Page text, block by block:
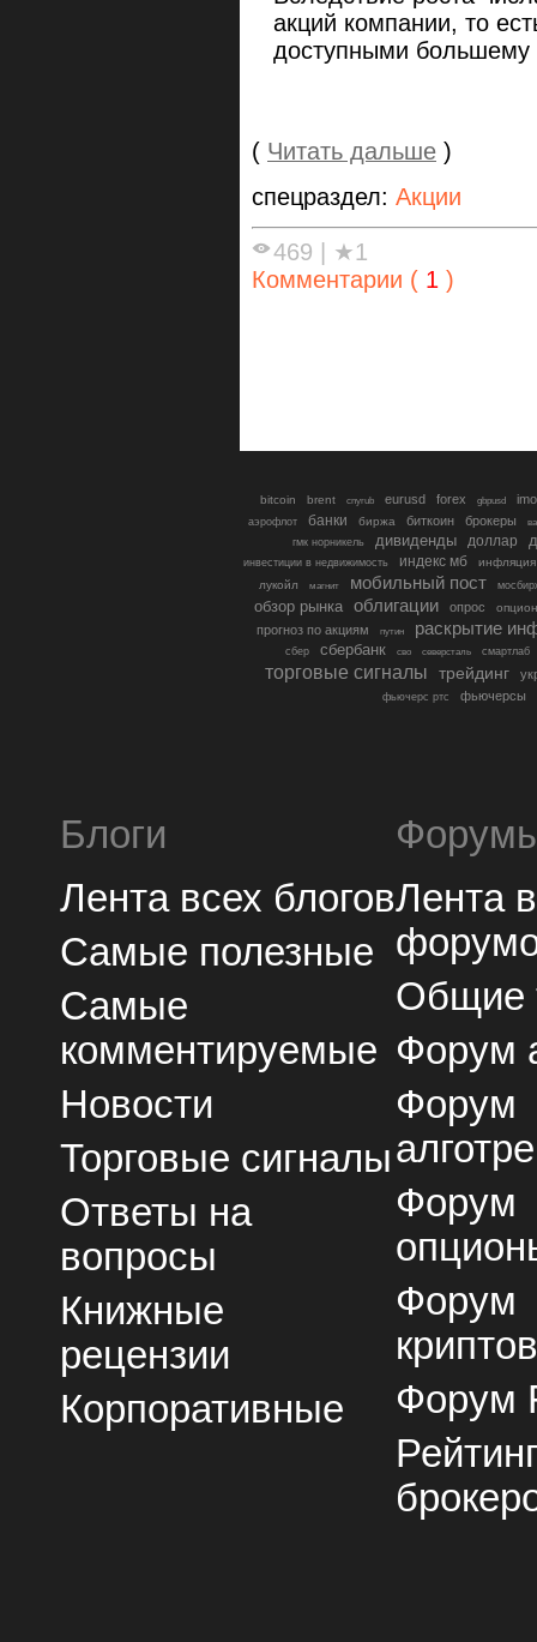
акций компании, то
доступными большему
( Читать дальше )
спецраздел: Акции
469 | ★1
Комментарии ( 1 )
bitcoin brent cnyrub eurusd forex gbpusd
аэрофлот банки биржа биткоин брокеры
гмк норникель
дивиденды доллар
инвестиции в недвижимость индекс мб
инфляция
лукойл
магнит мобильный пост
обзор рынка облигации опрос
прогноз по акциям путин раскрытие
сбер сбербанк сво северсталь смартлаб
торговые сигналы трейдинг
фьючерс ртс фьючерсы
Блоги
Лента всех блогов
Самые полезные
Самые
комментируемые
Новости
Торговые сигналы
Ответы на
вопросы
Книжные
рецензии
Корпоративные
Лента
Общие
Форум
Форум
Форум
Форум
Форум